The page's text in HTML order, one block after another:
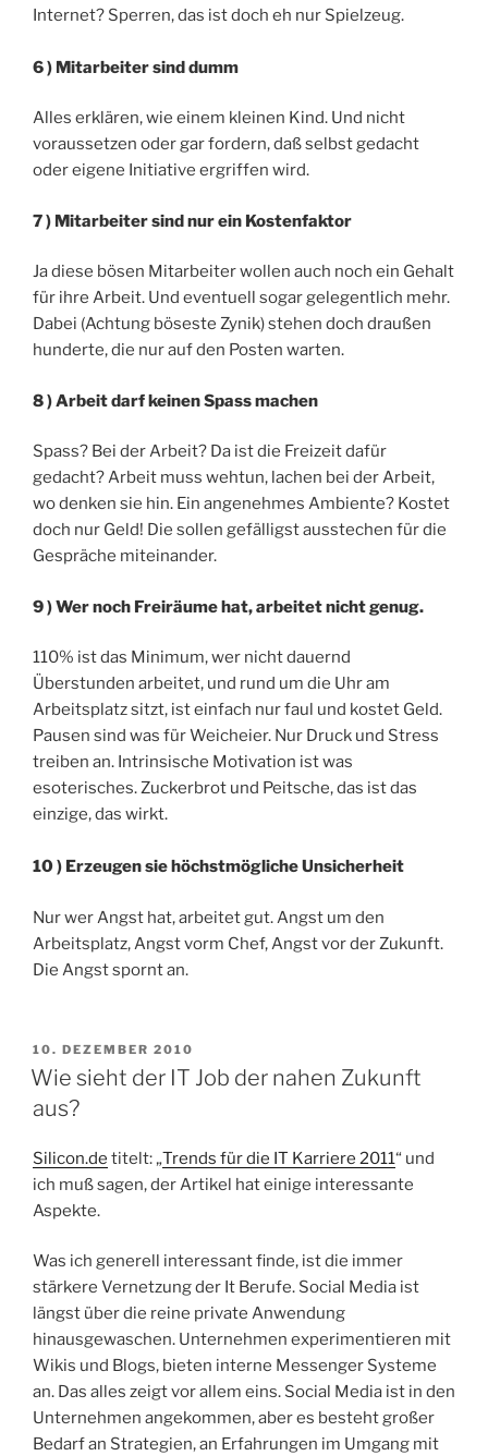
Internet? Sperren, das ist doch eh nur Spielzeug.
6 ) Mitarbeiter sind dumm
Alles erklären, wie einem kleinen Kind. Und nicht
voraussetzen oder gar fordern, daß selbst gedacht
oder eigene Initiative ergriffen wird.
7 ) Mitarbeiter sind nur ein Kostenfaktor
Ja diese bösen Mitarbeiter wollen auch noch ein Gehalt
für ihre Arbeit. Und eventuell sogar gelegentlich mehr.
Dabei (Achtung böseste Zynik) stehen doch draußen
hunderte, die nur auf den Posten warten.
8 ) Arbeit darf keinen Spass machen
Spass? Bei der Arbeit? Da ist die Freizeit dafür
gedacht? Arbeit muss wehtun, lachen bei der Arbeit,
wo denken sie hin. Ein angenehmes Ambiente? Kostet
doch nur Geld! Die sollen gefälligst ausstechen für die
Gespräche miteinander.
9 ) Wer noch Freiräume hat, arbeitet nicht genug.
110% ist das Minimum, wer nicht dauernd
Überstunden arbeitet, und rund um die Uhr am
Arbeitsplatz sitzt, ist einfach nur faul und kostet Geld.
Pausen sind was für Weicheier. Nur Druck und Stress
treiben an. Intrinsische Motivation ist was
esoterisches. Zuckerbrot und Peitsche, das ist das
einzige, das wirkt.
10 ) Erzeugen sie höchstmögliche Unsicherheit
Nur wer Angst hat, arbeitet gut. Angst um den
Arbeitsplatz, Angst vorm Chef, Angst vor der Zukunft.
Die Angst spornt an.
VERÖFFENTLICHT
AM
10. DEZEMBER 2010
Wie sieht der IT Job der nahen Zukunft
aus?
Silicon.de titelt: „Trends für die IT Karriere 2011“ und
ich muß sagen, der Artikel hat einige interessante
Aspekte.
Was ich generell interessant finde, ist die immer
stärkere Vernetzung der It Berufe. Social Media ist
längst über die reine private Anwendung
hinausgewaschen. Unternehmen experimentieren mit
Wikis und Blogs, bieten interne Messenger Systeme
an. Das alles zeigt vor allem eins. Social Media ist in den
Unternehmen angekommen, aber es besteht großer
Bedarf an Strategien, an Erfahrungen im Umgang mit